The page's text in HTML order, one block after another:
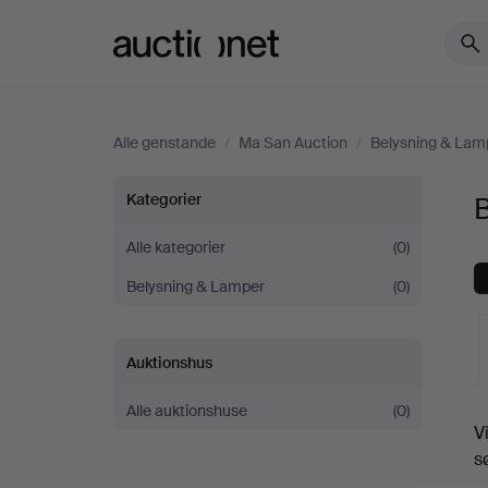
Alle genstande / Ma San Auction / Belysning &
Bordlamper
hos
Ma
San
Auction
Kategorier
Alle kategorier
(0)
Belysning & Lamper
(0)
Auktionshus
Alle auktionshuse (0)